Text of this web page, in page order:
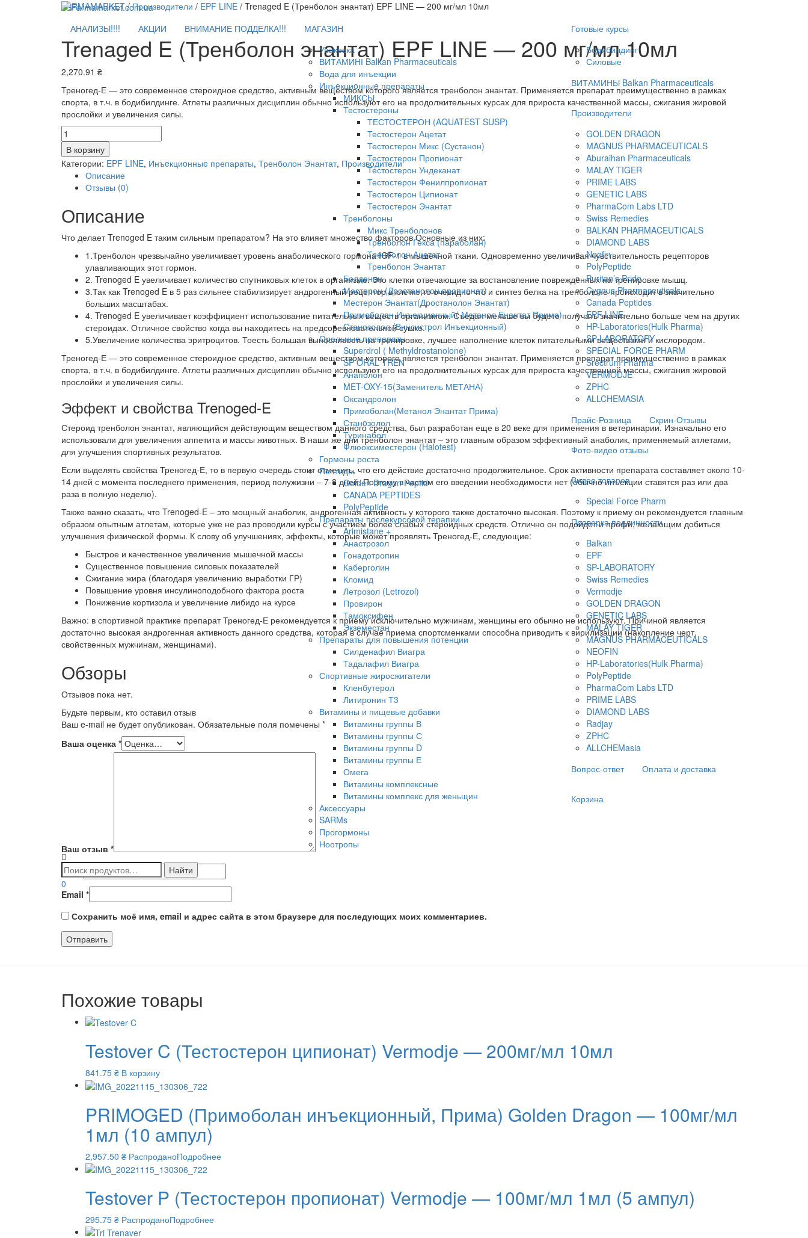
АНАЛИЗЫ!!!! АКЦИИ ВНИМАНИЕ ПОДДЕЛКА!!!
МАГАЗИН
Упаковка
ВИТАМИНІ Balkan Pharmaceuticals
Вода для инъекции
Инъeкциoнныe препараты
МИКСЫ
Тестостероны
ТЕСТОСТЕРОН (AQUATEST SUSP)
Тестостерон Ацетат
Тестостерон Микс (Сустанон)
Тестостерон Пропионат
Тестостерон Ундеканат
Тестостерон Фенилпропионат
Тестостерон Ципионат
Тестостерон Энантат
Тренболоны
Микс Тренболонов
Тренболон Гекса (параболан)
Тренболон Ацетат
Тренболон Энантат
Болденон
Мастерон (Дростанолон пропионат)
Местерон Энантат(Дростанолон Энантат)
Примоболан Инъекционный( Метанол Енантат Прима)
Станозолол (Винсистрол Инъекционный)
Оральные препараты
Superdrol ( Methyldrostanolone)
SP ORAL TREN
Анаполон
MET-OXY-15(Заменитель МЕТАНА)
Оксандролон
Примоболан(Метанол Энантат Прима)
Станoзолол
Туринабол
Флюоксиместерон (Halotest)
Гормоны роста
Пептиды
Golden Dragon Peptid
CANADA PEPTIDES
PolyPeptide
Препараты послекурсовой терапии
Arimistane +
Анастрозол
Гонадотропин
Каберголин
Кломид
Летрозол (Letrozol)
Провирон
Тамоксифен
Экземестан
Препараты для повышения потенции
Силденафил Виагра
Тадалафил Виагра
Спортивные жиросжигатели
Кленбутерол
Литиронин Т3
Витамины и пищевые добавки
Витамины группы В
Витамины группы С
Витамины группы D
Витамины группы Е
Омега
Витамины комплексные
Витамины комплекс для женьщин
Аксессуары
SARMs
Прогормоны
Ноотропы
Готовые курсы
Бодибилдинг
Силовые
ВИТАМИНЫ Balkan Pharmaceuticals
Производители
GOLDEN DRAGON
MAGNUS PHARMACEUTICALS
Aburaihan Pharmaceuticals
MALAY TIGER
PRIME LABS
GENETIC LABS
PharmaCom Labs LTD
Swiss Remedies
BALKAN PHARMACEUTICALS
DIAMOND LABS
Neofin
PolyPeptide
Puritan’s Pride
Cygnus Pharmaceuticals.
Canada Peptides
EPF LINE
HP-Laboratories(Hulk Pharma)
SP-LABORATORY
SPECIAL FORCE PHARM
Srectrum Pharma
VERMODJE
ZPHC
ALLCHEMASIA
Прайс-Розница
Скрин-Отзывы
Фото-видео отзывы
Видео товаров
Special Force Pharm
Проверка подлинности
Balkan
EPF
SP-LABORATORY
Swiss Remedies
Vermodje
GOLDEN DRAGON
GENETIC LABS
MALAY TIGER
MAGNUS PHARMACEUTICALS
NEOFIN
HP-Laboratories(Hulk Pharma)
PolyPeptide
PharmaCom Labs LTD
PRIME LABS
DIAMOND LABS
Radjay
ZPHC
ALLCHEMasia
Вопрос-ответ
Оплата и доставка
Корзина
0
FARMAMARKET/Производители / EPF LINE / Trenaged E (Тренболон энантат) EPF LINE — 200 мг/мл 10мл
Trenaged E (Тренболон энантат) EPF LINE — 200 мг/мл 10мл
2,270.91 ₴
Треногед-Е — это современное стероидное средство, активным веществом которого является тренболон энантат. Применяется препарат преимущественно в рамках
спорта, в т.ч. в бодибилдинге. Атлеты различных дисциплин обычно используют его на продолжительных курсах для прироста качественной массы, сжигания жировой
прослойки и увеличения силы.
Количество
Trenaged
E
(Тренболон
энантат)
EPF
-
мг/
В корзину
Категории: EPF LINE, Инъeкциoнныe препараты, Тренболон Энантат, Производители
Описание
Отзывы (0)
Описание
Что делает Trenoged E таким сильным препаратом? На это влияет множество факторов.Основные из них:
1.Тренболон чрезвычайно увеличивает уровень анаболического гормона IGF-1 в мышечной ткани. Одновременно увеличивая чувствительность рецепторов
улавливающих этот гормон.
2. Trenoged E увеличивает количество спутниковых клеток в организме. Это клетки отвечающие за востановление поврежденных на тренировке мышц.
3.Так как Trenoged E в 5 раз сильнее стабилизирует андрогенный рецептор в клетке,то очевидно что и синтез белка на тренболоне происходит в значительно
больших масштабах.
4. Trenoged E увеличивает коэффициент использование питательных веществ организмом. Съедая меньше вы будете получать значительно больше чем на других
стероидах. Отличное свойство когда вы находитесь на предсоревновательной сушке.
5.Увеличение количества эритроцитов. Тоесть большая выносливость на тренировке, лучшее наполнение клеток питательными веществами и кислородом.
Треногед-Е — это современное стероидное средство, активным веществом которого является тренболон энантат. Применяется препарат преимущественно в рамках
спорта, в т.ч. в бодибилдинге. Атлеты различных дисциплин обычно используют его на продолжительных курсах для прироста качественной массы, сжигания жировой
прослойки и увеличения силы.
Эффект и свойства Trenoged-E
Стероид тренболон энантат, являющийся действующим веществом данного средства, был разработан еще в 20 веке для применения в ветеринарии. Изначально его
использовали для увеличения аппетита и массы животных. В наши же дни тренболон энантат – это главным образом эффективный анаболик, применяемый атлетами,
для улучшения спортивных результатов.
Если выделять свойства Треногед-Е, то в первую очередь стоит отметить, что его действие достаточно продолжительное. Срок активности препарата составляет около 10-
14 дней с момента последнего применения, период полужизни – 7-8 дней. Поэтому в частом его введении необходимости нет (обычно инъекции ставятся раз или два
раза в полную неделю).
Также важно сказать, что Trenoged-E – это мощный анаболик, андрогенная активность у которого также достаточно высокая. Поэтому к приему он рекомендуется главным
образом опытным атлетам, которые уже не раз проводили курсы с участием более слабых стероидных средств. Отлично он подойдет и профи, желающим добиться
улучшения физической формы. К слову об улучшениях, эффекты, которые может проявлять Треногед-Е, следующие:
Быстрое и качественное увеличение мышечной массы
Существенное повышение силовых показателей
Сжигание жира (благодаря увеличению выработки ГР)
Повышение уровня инсулиноподобного фактора роста
Понижение кортизола и увеличение либидо на курсе
Важно: в спортивной практике препарат Треногед-Е рекомендуется к приему исключительно мужчинам, женщины его обычно не используют. Причиной является
достаточно высокая андрогенная активность данного средства, которая в случае приема спортсменками способна приводить к вирилизации (накопление черт,
свойственных мужчинам, женщинами).
Обзоры
Отзывов пока нет.
Будьте первым, кто оставил отзыв
Ваш e-mail не будет опубликован. Обязательные поля помечены *
Ваша оценка *
Ваш отзыв *
Имя*
Email *
Сохранить моё имя, email и адрес сайта в этом браузере для последующих моих комментариев.
Похожие товары
Testover C (Тестостерон ципионат) Vermodje — 200мг/мл 10мл
841.75 ₴ В корзину
PRIMOGED (Примоболан инъекционный, Прима) Golden Dragon — 100мг/мл
1мл (10 ампул)
2,957.50 ₴ РаспроданоПодробнее
Testover P (Тестостерон пропионат) Vermodje — 100мг/мл 1мл (5 ампул)
295.75 ₴ РаспроданоПодробнее